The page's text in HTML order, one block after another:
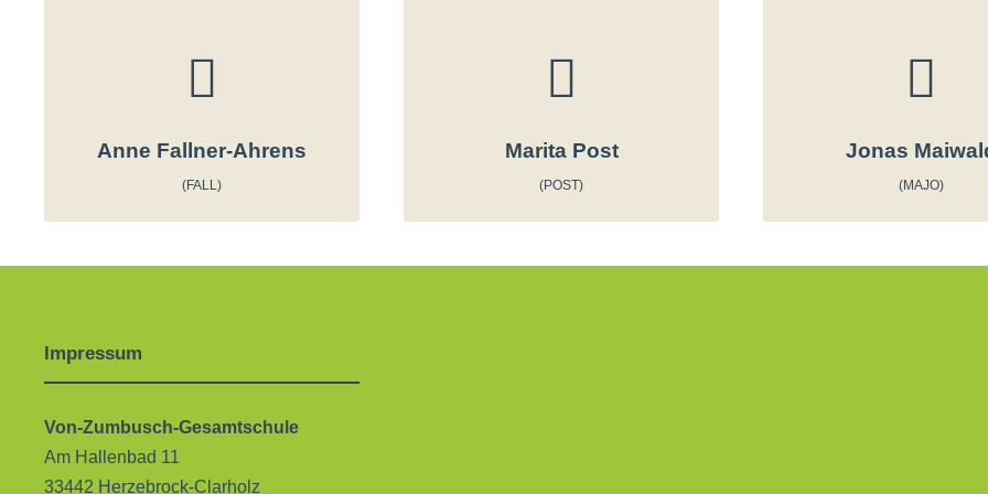
Anne Fallner-Ahrens
(FALL)
Marita Post
(POST)
Jonas
(MAJO)
Impressum
Von-Zumbusch-Gesamtschule
Am Hallenbad 11
33442 Herzebrock-Clarholz